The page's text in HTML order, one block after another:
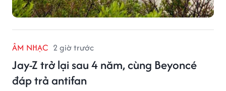
ÂM NHẠC 2 giờ trước
Jay-Z trở lại sau 4 năm, cùng Beyoncé
đáp trả antifan